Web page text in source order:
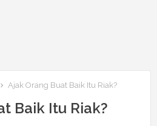
Ajak Orang Buat Baik Itu Riak?
Baik Itu Riak?